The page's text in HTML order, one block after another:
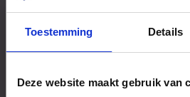
Toestemming Details
Deze website maakt gebruik van